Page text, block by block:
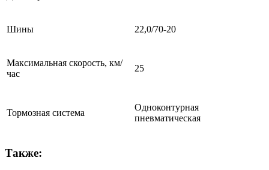
Шины 22,0/70-20
Максимальная скорость, км/
час
25
Тормозная система
Одноконтурная
пневматическая
Также: